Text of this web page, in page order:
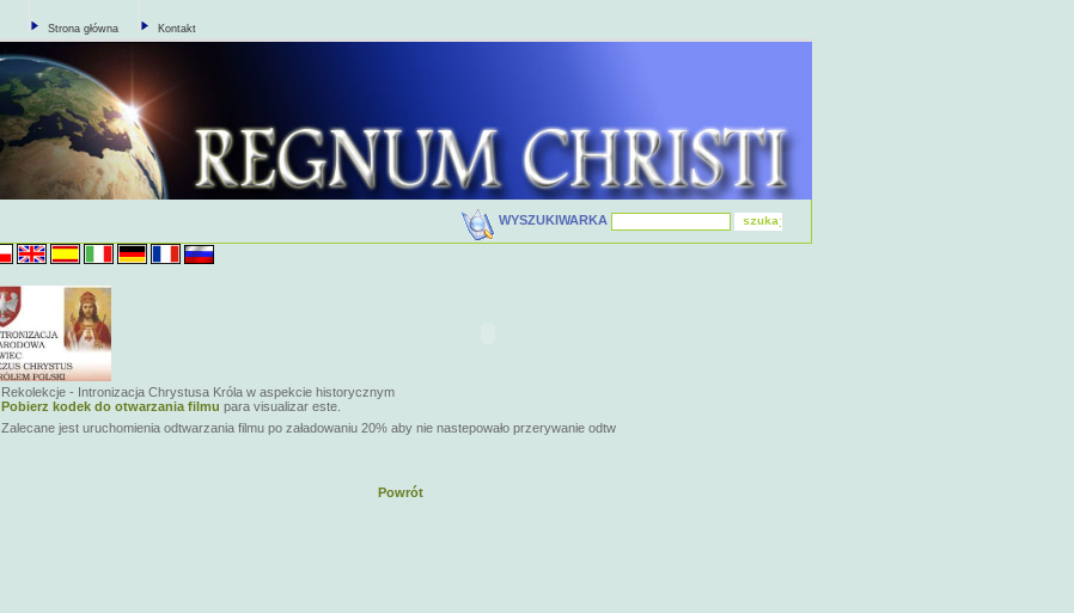
Strona główna Kontakt
WYSZUKIWARKA
Rekolekcje - Intronizacja Chrystusa Króla w aspekcie historycznym
Pobierz kodek do otwarzania filmu para visualizar este.
Zalecane jest uruchomienia odtwarzania filmu po załadowaniu 20% aby nie nastepowało przerywanie odtw
Powrót